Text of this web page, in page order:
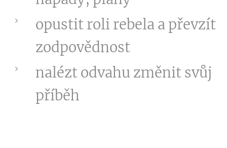
opustit roli rebela a převzít
zodpovědnost
nalézt odvahu změnit svůj
příběh